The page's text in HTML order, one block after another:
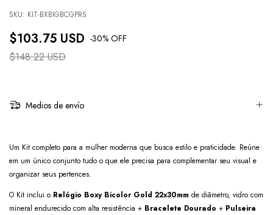
SKU: KIT-BXBIGBCGPRS
$103.75 USD -30% OFF
$148.22 USD
Medios de envío
Um Kit completo para a mulher moderna que busca estilo e praticidade. Reúne
em um único conjunto tudo o que ele precisa para complementar seu visual e
organizar seus pertences.
O Kit inclui o Relógio Boxy Bicolor Gold 22x30mm de diâmetro, vidro com
mineral endurecido com alta resistência + Bracelete Dourado + Pulseira